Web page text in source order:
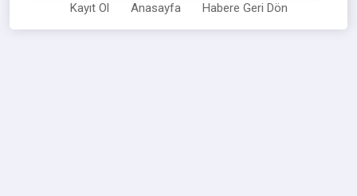
Kayıt Ol Anasayfa Habere Geri Dön